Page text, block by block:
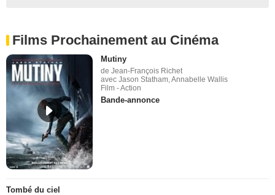
Films Prochainement au Cinéma
Mutiny
de Jean-François Richet
avec Jason Statham, Annabelle Wallis
Film - Action
Bande-annonce
Tombé du ciel